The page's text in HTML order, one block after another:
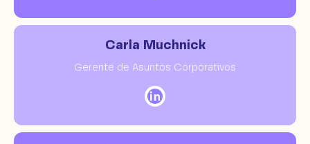
Carla Muchnick
Gerente de Asuntos Corporativos